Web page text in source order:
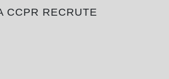
CCPR RECRUTE